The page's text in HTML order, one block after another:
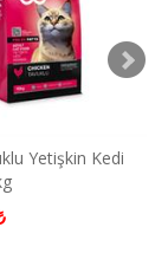
Yetişkin Kedi